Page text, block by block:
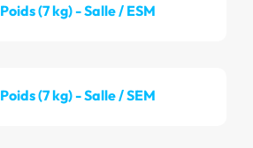
Poids (7 kg) - Salle / ESM
Poids (7 kg) - Salle / SEM